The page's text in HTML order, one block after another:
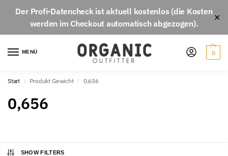
Der Profi-Datencheckist aktuell kostenlos(die Kosten
werden im Checkout automatisch abgezogen).
✕
MENÜ 0
Start / Produkt Gewicht / 0,656
0,656
SHOW FILTERS